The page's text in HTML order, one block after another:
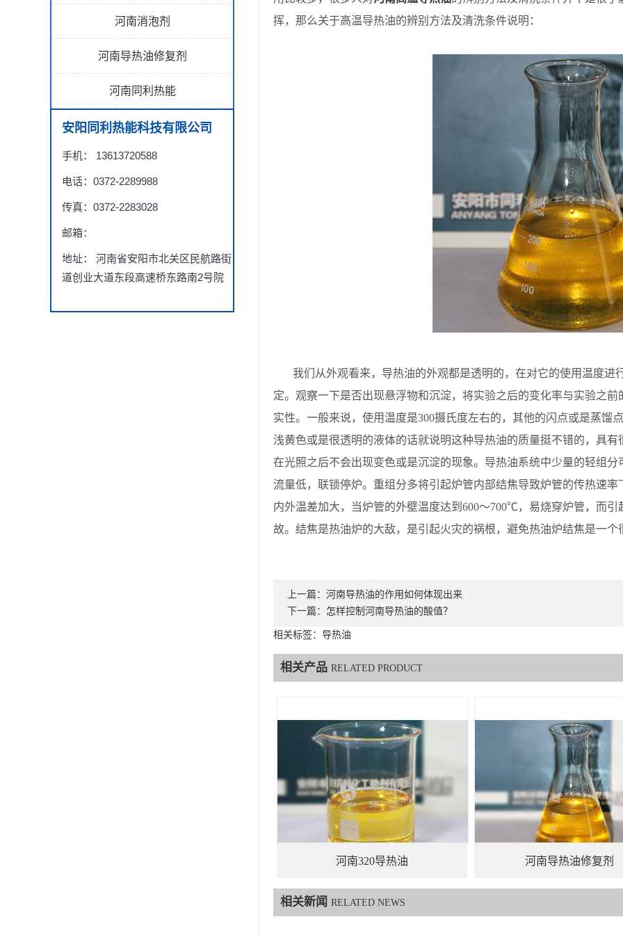
河南消泡剂
河南导热油修复剂
河南同利热能
安阳同利热能科技有限公司
手机： 13613720588
电话：0372-2289988
传真：0372-2283028
邮箱：
地址： 河南省安阳市北关区民航路街
道创业大道东段高速桥东路南2号院
挥，那么关于高温导热油的辨别方法及清洗条件说明：
我们从外观看来，导热油的外观都是透明的，在对它的使用温度进
定。观察一下是否出现悬浮物和沉淀，将实验之后的变化率与实验之
实性。一般来说，使用温度是300摄氏度左右的，其他的闪点或是蒸馏
浅黄色或是很透明的液体的话就说明这种导热油的质量挺不错的，具
在光照之后不会出现变色或是沉淀的现象。导热油系统中少量的轻组
流量低，联锁停炉。重组分多将引起炉管内部结焦导致炉管的传热速
内外温差加大，当炉管的外壁温度达到600～700℃，易烧穿炉管，而
故。结焦是热油炉的大敌，是引起火灾的祸根，避免热油炉结焦是一个
上一篇： 河南导热油的作用如何体现出来
下一篇：
怎样控制河南导热油的酸值？
相关标签：导热油
相关产品
河南320导热油 河南导热油修复剂
相关新闻